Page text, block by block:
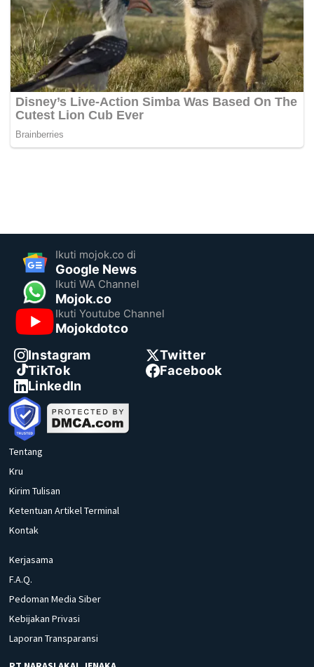
Ikuti mojok.co di
Google News
Ikuti WA Channel
Mojok.co
Ikuti Youtube Channel
Mojokdotco
Instagram
Twitter
TikTok
Facebook
LinkedIn
Tentang
Kru
Kirim Tulisan
Ketentuan Artikel Terminal
Kontak
Kerjasama
F.A.Q.
Pedoman Media Siber
Kebijakan Privasi
Laporan Transparansi